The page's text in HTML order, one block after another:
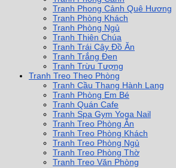
Tranh Phong Cảnh Quê Hương
Tranh Phòng Khách
Tranh Phòng Ngủ
Tranh Thiên Chúa
Tranh Trái Cây Đồ Ăn
Tranh Trắng Đen
Tranh Trừu Tượng
Tranh Treo Theo Phòng
Tranh Cầu Thang Hành Lang
Tranh Phòng Em Bé
Tranh Quán Cafe
Tranh Spa Gym Yoga Nail
Tranh Treo Phòng Ăn
Tranh Treo Phòng Khách
Tranh Treo Phòng Ngủ
Tranh Treo Phòng Thờ
Tranh Treo Văn Phòng